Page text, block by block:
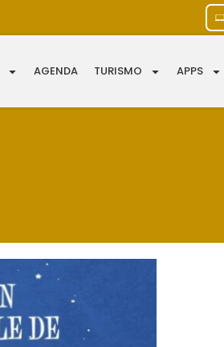
AGENDA TURISMO APPS